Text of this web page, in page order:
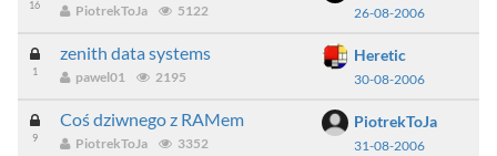
16 PiotrekToJa 5122 26-08-2006
1
zenith data systems
pawel01 2195
Heretic
30-08-2006
9
Coś dziwnego z RAMem
PiotrekToJa 3352
PiotrekToJa
31-08-2006